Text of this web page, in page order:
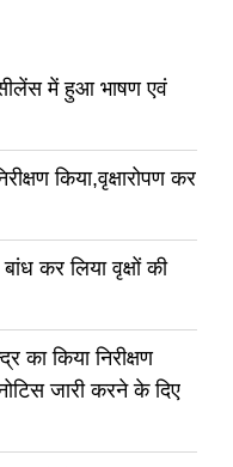
में हुआ भाषण एवं
किया,वृक्षारोपण कर
कर लिया वृक्षों की
का किया निरीक्षण
जारी करने के दिए